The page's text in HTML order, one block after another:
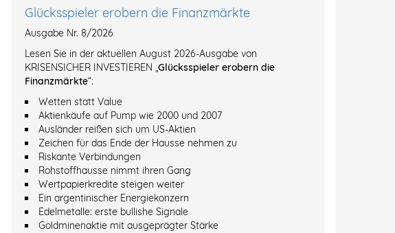
Glücksspieler erobern die Finanzmärkte
Ausgabe Nr. 8/2026
Lesen Sie in der aktuellen August 2026-Ausgabe von
KRISENSICHER INVESTIEREN „Glücksspieler erobern die
Finanzmärkte“:
Wetten statt Value
Aktienkäufe auf Pump wie 2000 und 2007
Ausländer reißen sich um US-Aktien
Zeichen für das Ende der Hausse nehmen zu
Riskante Verbindungen
Rohstoffhausse nimmt ihren Gang
Wertpapierkredite steigen weiter
Ein argentinischer Energiekonzern
Edelmetalle: erste bullishe Signale
Goldminenaktie mit ausgeprägter Stärke